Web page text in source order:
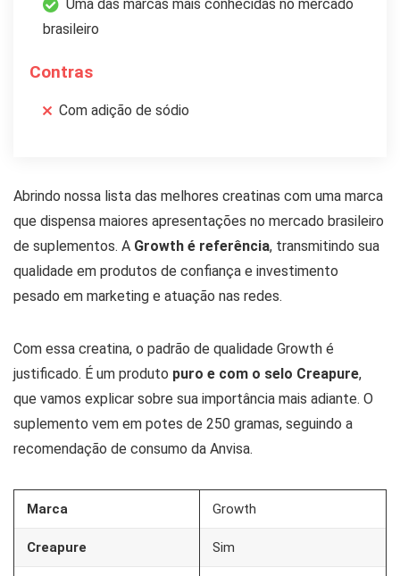
Uma das marcas mais conhecidas no mercado
brasileiro
Contras
Com adição de sódio
Abrindo nossa lista das melhores creatinas com uma marca
que dispensa maiores apresentações no mercado brasileiro
de suplementos. A Growth é referência, transmitindo sua
qualidade em produtos de confiança e investimento
pesado em marketing e atuação nas redes.
Com essa creatina, o padrão de qualidade Growth é
justificado. É um produto puro e com o selo Creapure,
que vamos explicar sobre sua importância mais adiante. O
suplemento vem em potes de 250 gramas, seguindo a
recomendação de consumo da Anvisa.
Marca Growth
Creapure Sim